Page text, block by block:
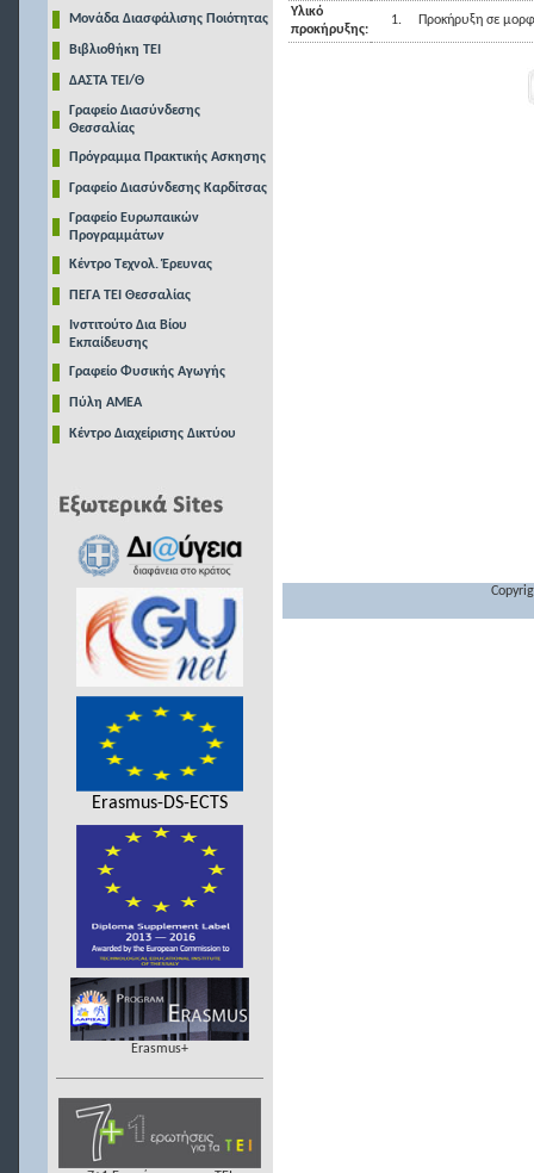
Μονάδα Διασφάλισης Ποιότητας
Βιβλιοθήκη ΤΕΙ
ΔΑΣΤΑ ΤΕΙ/Θ
Γραφείο Διασύνδεσης
Θεσσαλίας
Πρόγραμμα Πρακτικής Ασκησης
Γραφείο Διασύνδεσης Καρδίτσας
Γραφείο Ευρωπαικών
Προγραμμάτων
Κέντρο Τεχνολ. Έρευνας
ΠΕΓΑ ΤΕΙ Θεσσαλίας
Ινστιτούτο Δια Βίου
Εκπαίδευσης
Γραφείο Φυσικής Αγωγής
Πύλη ΑΜΕΑ
Κέντρο Διαχείρισης Δικτύου
Erasmus-DS-ECTS
Erasmus+
Υλικό
προκήρυξης:
1. Προκήρυξη σε